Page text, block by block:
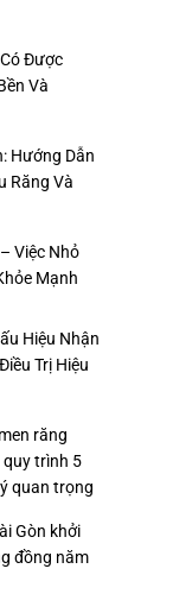
Được
Và
Hướng Dẫn
Răng Và
Việc Nhỏ
Mạnh
Hiệu Nhận
Trị Hiệu
răng
quy trình 5
quan trọng
Gòn khởi
đồng năm